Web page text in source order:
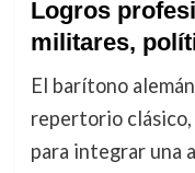
Logros
militares,
El barítono
repertorio clásico,
para integrar una